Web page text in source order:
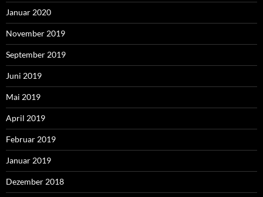
Januar 2020
November 2019
September 2019
Juni 2019
Mai 2019
April 2019
Februar 2019
Januar 2019
Dezember 2018